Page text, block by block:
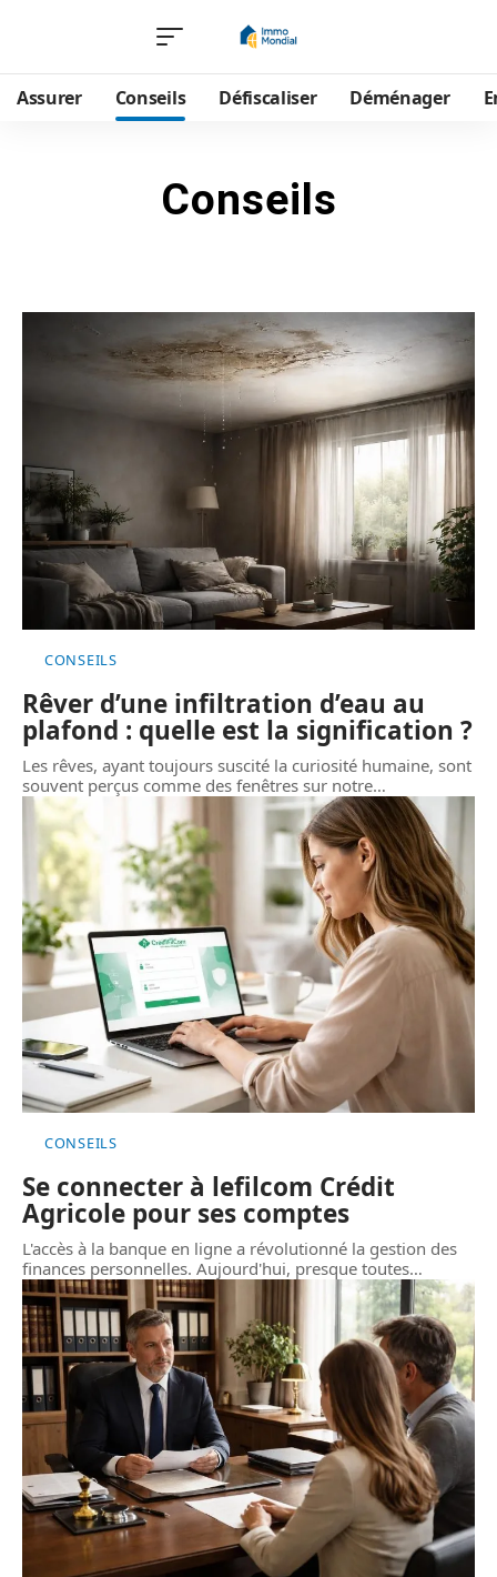
Assurer Conseils Défiscaliser Déménager
Conseils
CONSEILS
Rêver d’une infiltration d’eau au
plafond : quelle est la signification ?
Les rêves, ayant toujours suscité la curiosité humaine, sont
souvent perçus comme des fenêtres sur notre…
CONSEILS
Se connecter à lefilcom Crédit
Agricole pour ses comptes
L'accès à la banque en ligne a révolutionné la gestion des
finances personnelles. Aujourd'hui, presque toutes…